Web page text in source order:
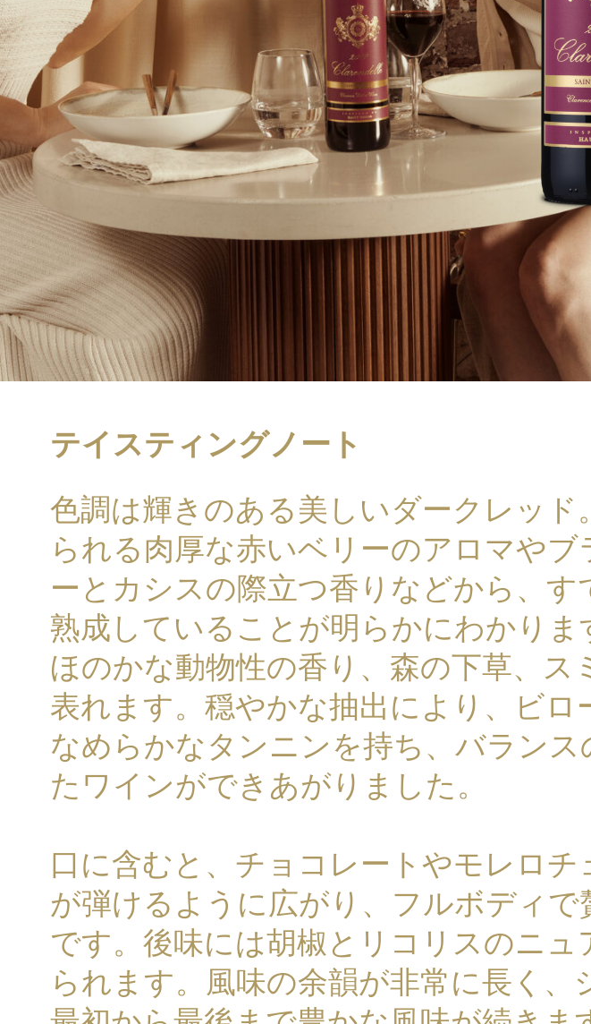
テイスティングノート
色調は輝きのある美しいダークレッド
られる肉厚な赤いベリーのアロマやブ
ーとカシスの際立つ香りなどから、す
熟成していることが明らかにわかりま
ほのかな動物性の香り、森の下草、ス
表れます。穏やかな抽出により、ビロ
なめらかなタンニンを持ち、バランス
たワインができあがりました。
口に含むと、チョコレートやモレロチ
が弾けるように広がり、フルボディで
です。後味には胡椒とリコリスのニュ
られます。風味の余韻が非常に長く、